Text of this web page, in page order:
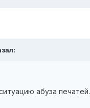
абуза печатей.